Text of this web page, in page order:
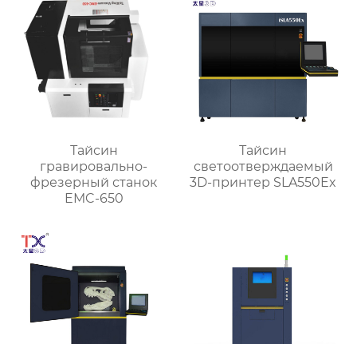
Тайсин
гравировально-
фрезерный станок
EMC-650
Тайсин
светоотверждаемый
3D-принтер SLA550Ex